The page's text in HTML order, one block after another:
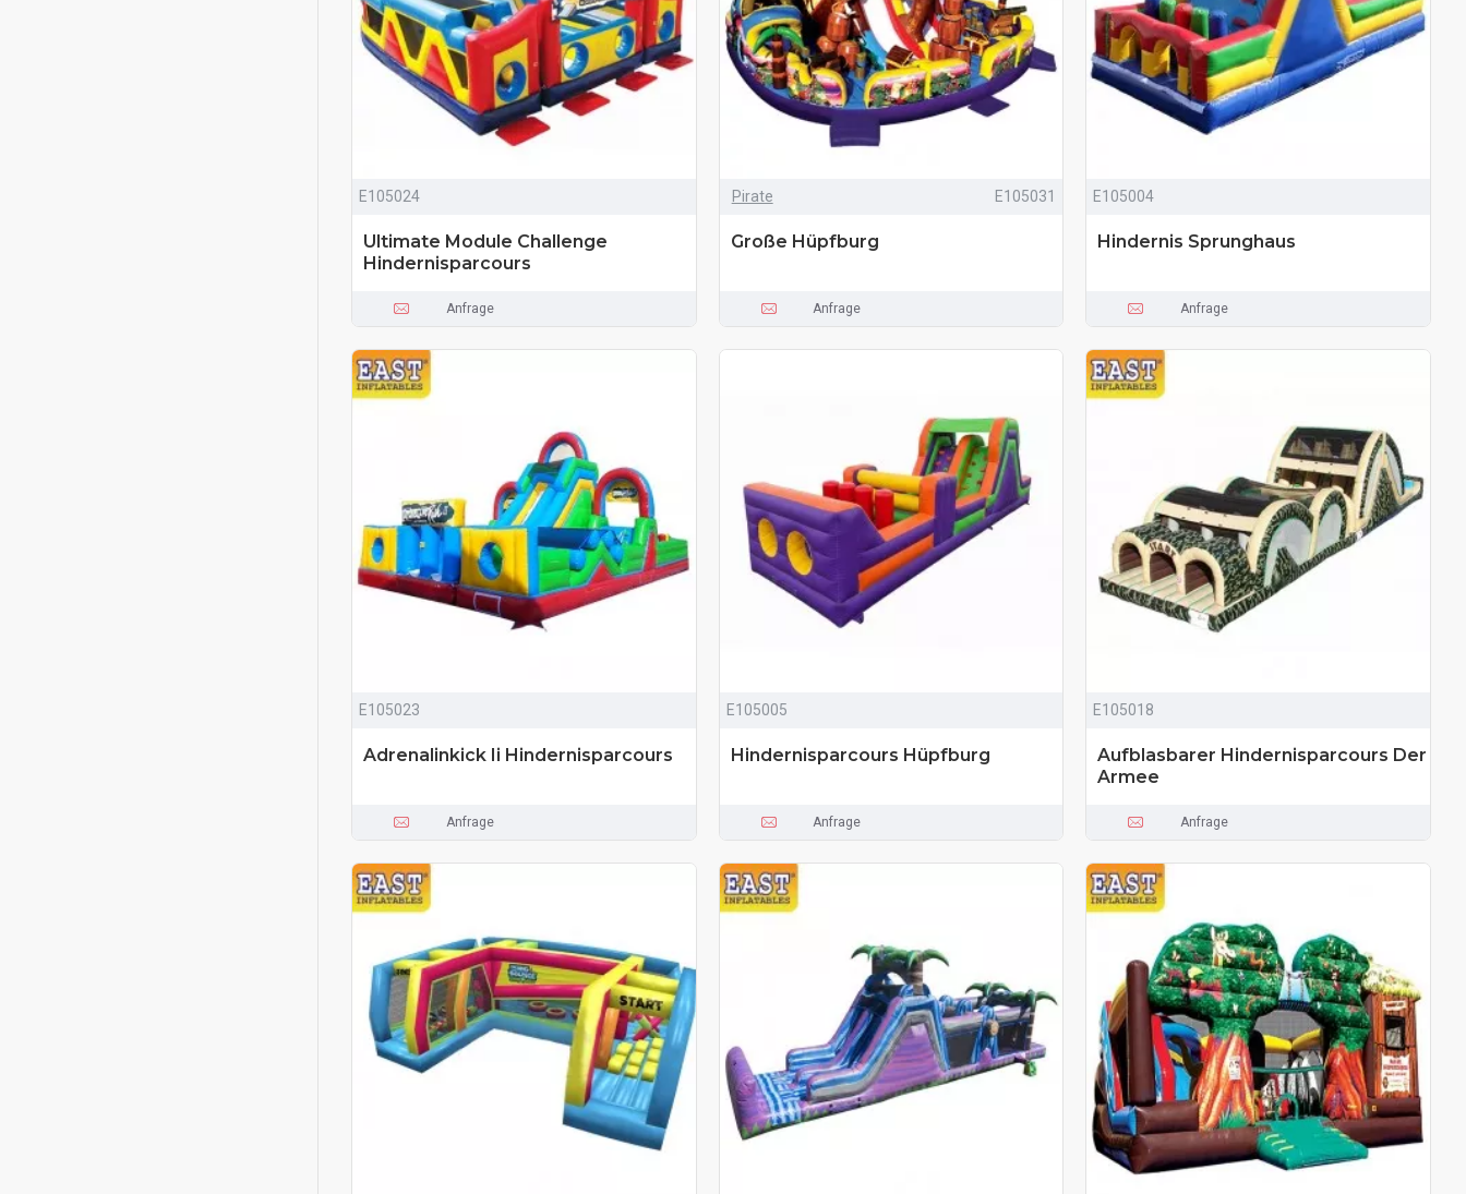
E105024
Ultimate Module Challenge
Hindernisparcours
Anfrage
Pirate E105031
Große Hüpfburg
Anfrage
E105004
Hindernis Sprunghaus
Anfrage
E105023
Adrenalinkick Ii Hindernisparcours
Anfrage
E105005
Hindernisparcours Hüpfburg
Anfrage
E105018
Aufblasbarer Hindernisparcours Der
Armee
Anfrage